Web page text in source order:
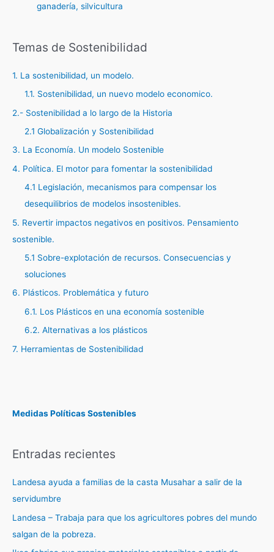
ganadería, silvicultura
Temas de Sostenibilidad
1. La sostenibilidad, un modelo.
1.1. Sostenibilidad, un nuevo modelo economico.
2.- Sostenibilidad a lo largo de la Historia
2.1 Globalización y Sostenibilidad
3. La Economía. Un modelo Sostenible
4. Política. El motor para fomentar la sostenibilidad
4.1 Legislación, mecanismos para compensar los
desequilibrios de modelos insostenibles.
5. Revertir impactos negativos en positivos. Pensamiento
sostenible.
5.1 Sobre-explotación de recursos. Consecuencias y
soluciones
6. Plásticos. Problemática y futuro
6.1. Los Plásticos en una economía sostenible
6.2. Alternativas a los plásticos
7. Herramientas de Sostenibilidad
Medidas Políticas Sostenibles
Entradas recientes
Landesa ayuda a familias de la casta Musahar a salir de la
servidumbre
Landesa – Trabaja para que los agricultores pobres del mundo
salgan de la pobreza.